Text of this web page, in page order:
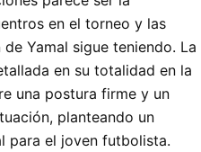
en el torneo y las
Yamal sigue teniendo. La
en su totalidad en la
una postura firme y un
planteando un
para el joven futbolista.